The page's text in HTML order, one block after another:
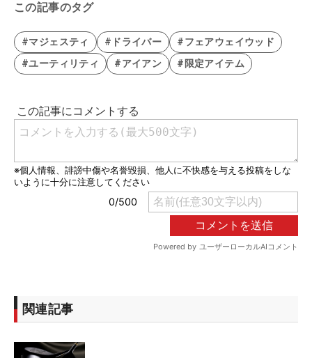
この記事のタグ
#マジェスティ #ドライバー
#フェアウェイウッド
#ユーティリティ
#アイアン #限定アイテム
関連記事